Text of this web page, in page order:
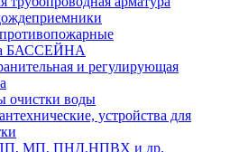
БАССЕЙНА
и регулирующая
очистки воды
устройства для
МП, ПНД,НПВХ и др.